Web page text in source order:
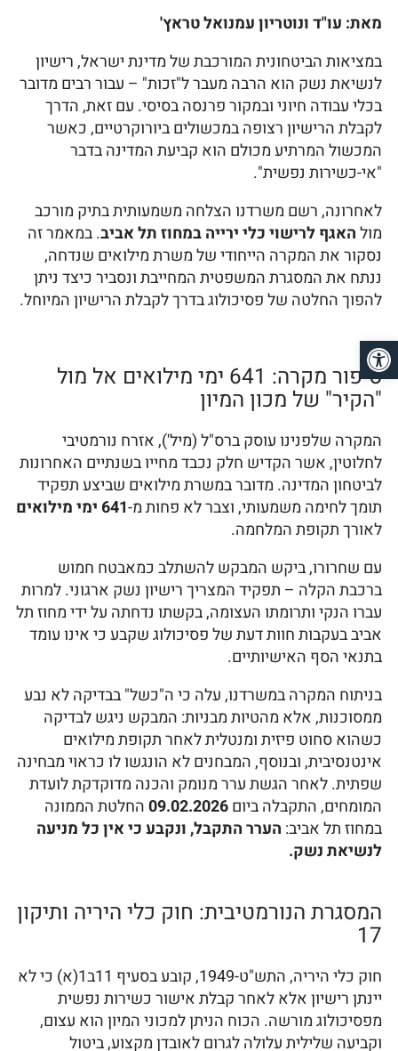
מאת: עו"ד ונוטריון עמנואל טראץ'
במציאות הביטחונית המורכבת של מדינת ישראל, רישיון
לנשיאת נשק הוא הרבה מעבר ל"זכות" – עבור רבים מדובר
בכלי עבודה חיוני ובמקור פרנסה בסיסי. עם זאת, הדרך
לקבלת הרישיון רצופה במכשולים ביורוקרטיים, כאשר
המכשול המרתיע מכולם הוא קביעת המדינה בדבר
"אי-כשירות נפשית".
לאחרונה, רשם משרדנו הצלחה משמעותית בתיק מורכב
מולהאגף לרישוי כלי ירייה במחוז תל אביב. במאמר זה
נסקור את המקרה הייחודי של משרת מילואים שנדחה,
ננתח את המסגרת המשפטית המחייבת ונסביר כיצד ניתן
להפוך החלטה של פסיכולוג בדרך לקבלת הרישיון המיוחל.
סיפור מקרה: 641 ימי מילואים אל מול
"הקיר" של מכון המיון
המקרה שלפנינו עוסק ברס"ל (מיל'), אזרח נורמטיבי
לחלוטין, אשר הקדיש חלק נכבד מחייו בשנתיים האחרונות
לביטחון המדינה. מדובר במשרת מילואים שביצע תפקיד
תומך לחימה משמעותי, וצבר לא פחות מ-641 ימי מילואים
לאורך תקופת המלחמה.
עם שחרורו, ביקש המבקש להשתלב כמאבטח חמוש
ברכבת הקלה – תפקיד המצריך רישיון נשק ארגוני. למרות
עברו הנקי ותרומתו העצומה, בקשתו נדחתה על ידי מחוז תל
אביב בעקבות חוות דעת של פסיכולוג שקבע כי אינו עומד
בתנאי הסף האישיותיים.
בניתוח המקרה במשרדנו, עלה כי ה"כשל" בבדיקה לא נבע
ממסוכנות, אלא מהטיות מבניות: המבקש ניגש לבדיקה
כשהוא סחוט פיזית ומנטלית לאחר תקופת מילואים
אינטנסיבית, ובנוסף, המבחנים לא הונגשו לו כראוי מבחינה
שפתית. לאחר הגשת ערר מנומק והכנה מדוקדקת לועדת
המומחים, התקבלה ביום09.02.2026החלטת הממונה
במחוז תל אביב: הערר התקבל, ונקבע כי אין כל מניעה
לנשיאת נשק.
המסגרת הנורמטיבית: חוק כלי היריה ותיקון
17
חוק כלי היריה, התש"ט-1949, קובע בסעיף 11ב1(א) כי לא
יינתן רישיון אלא לאחר קבלת אישור כשירות נפשית
מפסיכולוג מורשה. הכוח הניתן למכוני המיון הוא עצום,
וקביעה שלילית עלולה לגרום לאובדן מקצוע, ביטול
פתח סרגל נגישות